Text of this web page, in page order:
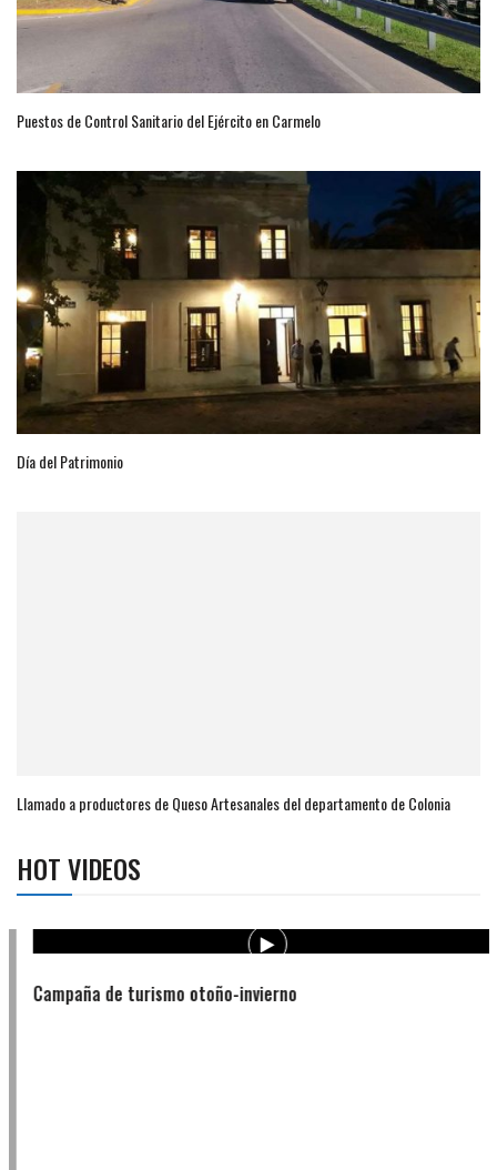
Puestos de Control Sanitario del Ejército en Carmelo
Día del Patrimonio
Llamado a productores de Queso Artesanales del departamento de Colonia
HOT VIDEOS
Campaña de turismo otoño-invierno